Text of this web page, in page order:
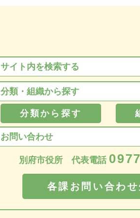
サイト内を検索する
分類・組織から探す
分類から探す
お問い合わせ
別府市役所 代表電話
各課お問い合わ